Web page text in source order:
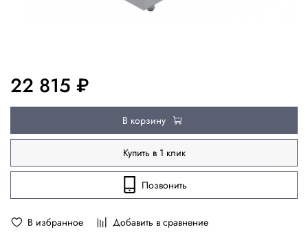
В избранное Добавить в сравнение
22 815 ₽
В корзину
Купить в 1 клик
Позвонить